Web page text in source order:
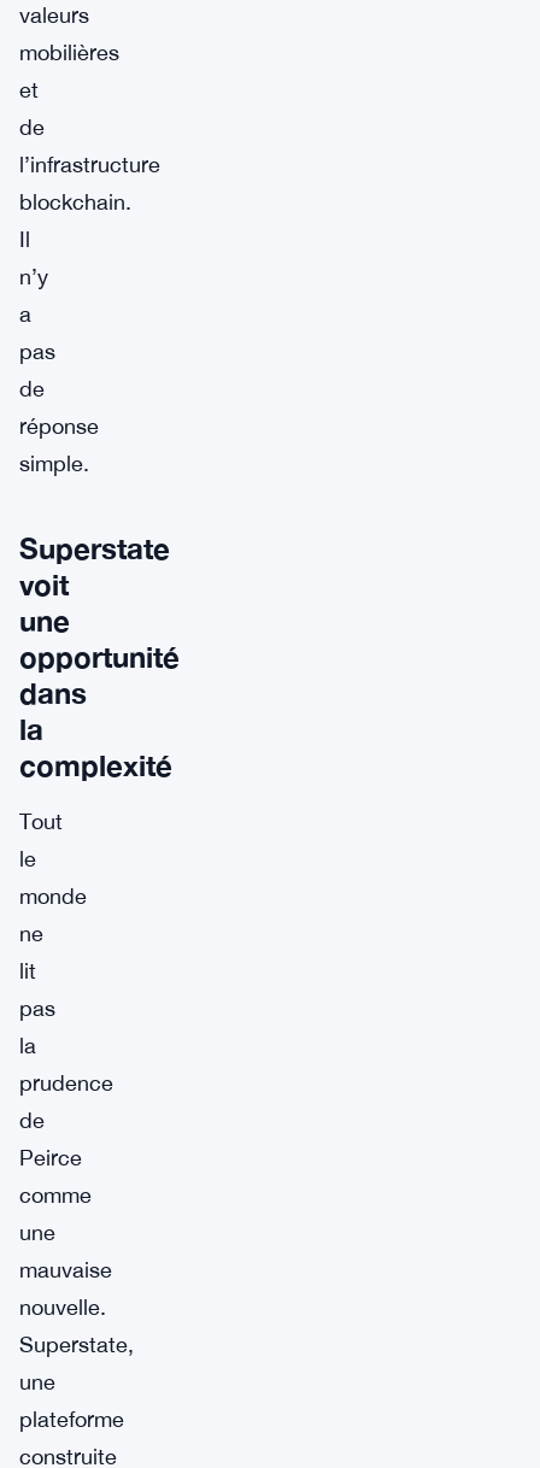
valeurs
mobilières
et
de
l’infrastructure
blockchain.
Il
n’y
a
pas
de
réponse
simple.
Superstate
voit
une
opportunité
dans
la
complexité
Tout
le
monde
ne
lit
pas
la
prudence
de
Peirce
comme
une
mauvaise
nouvelle.
Superstate,
une
plateforme
construite